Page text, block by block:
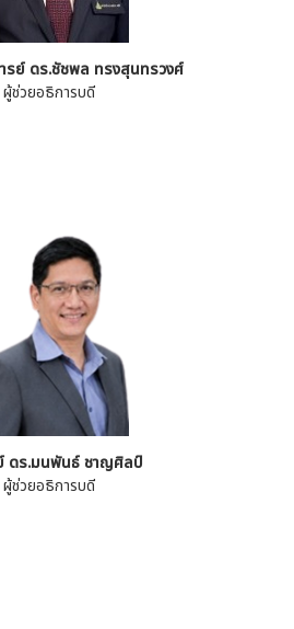
รย์ ดร.ชัชพล ทรงสุนทรวงศ์
ผู้ช่วยอธิการบดี
ดร.มนพันธ์ ชาญศิลป์
ผู้ช่วยอธิการบดี